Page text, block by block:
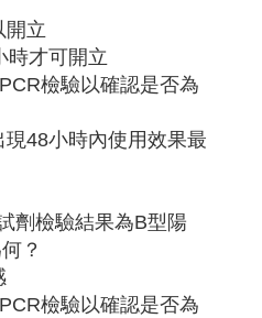
開立
時才可開立
檢驗以確認是否為
48小時內使用效果最
劑檢驗結果為B型陽
？
檢驗以確認是否為